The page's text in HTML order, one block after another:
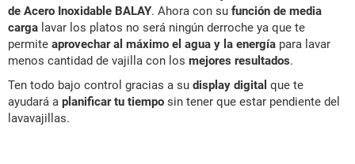
de Acero Inoxidable BALAY. Ahora con su función de media
carga lavar los platos no será ningún derroche ya que te
permite aprovechar al máximo el agua y la energía para lavar
menos cantidad de vajilla con los mejores resultados.
Ten todo bajo control gracias a su display digital que te
ayudará a planificar tu tiempo sin tener que estar pendiente del
lavavajillas.